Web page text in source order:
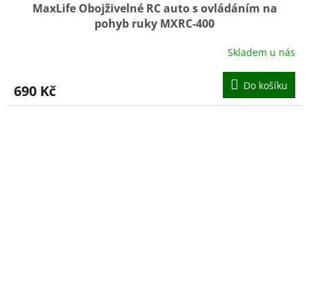
MaxLife Obojživelné RC auto s ovládáním na
pohyb ruky MXRC-400
Skladem u nás
690 Kč Do košíku